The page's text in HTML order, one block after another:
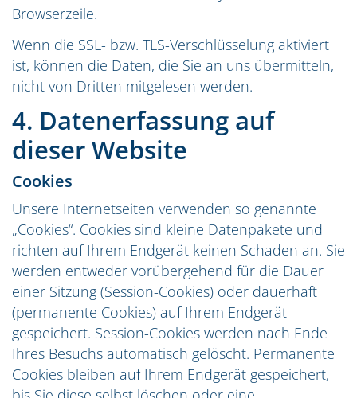
Browserzeile.
Wenn die SSL- bzw. TLS-Verschlüsselung aktiviert
ist, können die Daten, die Sie an uns übermitteln,
nicht von Dritten mitgelesen werden.
4. Datenerfassung auf
dieser Website
Cookies
Unsere Internetseiten verwenden so genannte
„Cookies“. Cookies sind kleine Datenpakete und
richten auf Ihrem Endgerät keinen Schaden an. Sie
werden entweder vorübergehend für die Dauer
einer Sitzung (Session-Cookies) oder dauerhaft
(permanente Cookies) auf Ihrem Endgerät
gespeichert. Session-Cookies werden nach Ende
Ihres Besuchs automatisch gelöscht. Permanente
Cookies bleiben auf Ihrem Endgerät gespeichert,